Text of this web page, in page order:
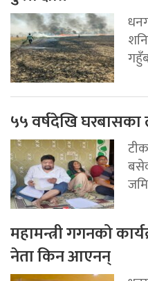
५५ वर्षदेखि घरबासका
महामन्त्री गगनको
नेता किन आएनन्